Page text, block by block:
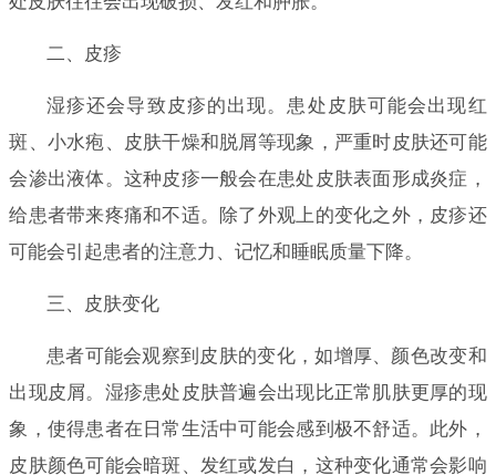
二、皮疹
湿疹还会导致皮疹的出现。患处皮肤可能会出现红
斑、小水疱、皮肤干燥和脱屑等现象，严重时皮肤还可能
会渗出液体。这种皮疹一般会在患处皮肤表面形成炎症，
给患者带来疼痛和不适。除了外观上的变化之外，皮疹还
可能会引起患者的注意力、记忆和睡眠质量下降。
三、皮肤变化
患者可能会观察到皮肤的变化，如增厚、颜色改变和
出现皮屑。湿疹患处皮肤普遍会出现比正常肌肤更厚的现
象，使得患者在日常生活中可能会感到极不舒适。此外，
皮肤颜色可能会暗斑、发红或发白，这种变化通常会影响